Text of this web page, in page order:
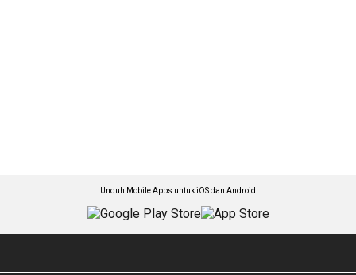
Unduh Mobile Apps untuk iOS dan Android